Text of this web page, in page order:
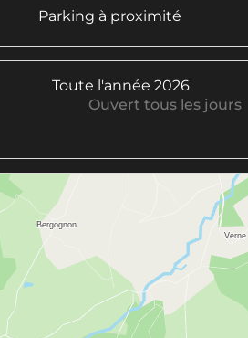
Parking à proximité
Toute l'année 2026
Ouvert tous les jours